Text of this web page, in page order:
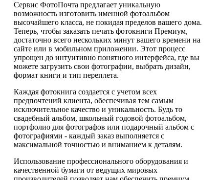
Сервис ФотоПочта предлагает уникальную
возможность изготовить именной фотоальбом
высочайшего класса, не покидая пределов вашего дома.
Теперь, чтобы заказать печать фотокниги Премиум,
достаточно всего нескольких минут вашего времени на
сайте или в мобильном приложении. Этот процесс
упрощен до интуитивно понятного интерфейса, где вы
можете загрузить свои фотографии, выбрать дизайн,
формат книги и тип переплета.
Каждая фотокнига создается с учетом всех
предпочтений клиента, обеспечивая тем самым
исключительное качество и уникальность. Будь то
свадебный альбом, школьный годовой фотоальбом,
портфолио для фотографов или подарочный альбом с
фотографиями - каждый заказ выполняется с
максимальной точностью и вниманием к деталям.
Использование профессионального оборудования и
качественной бумаги от ведущих мировых